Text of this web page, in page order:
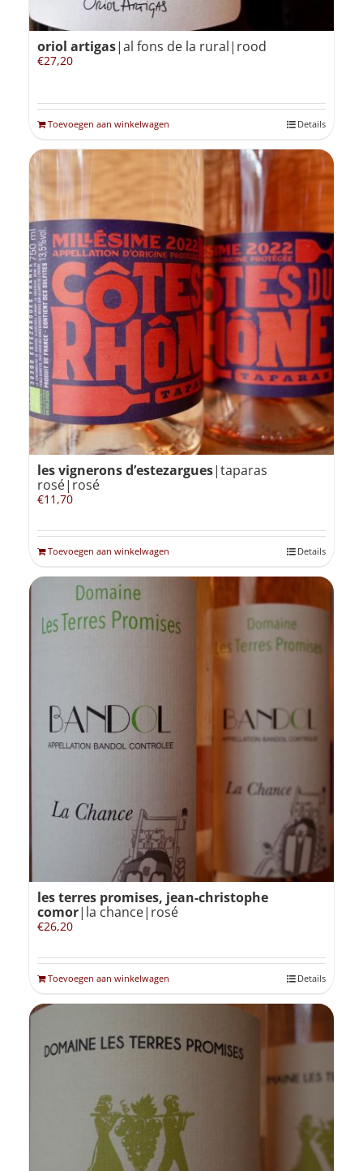
oriol artigas|al fons de la rural|rood
€27,20
Toevoegen aan winkelwagen Details
les vignerons d’estezargues|taparas
rosé|rosé
€11,70
Toevoegen aan winkelwagen Details
les terres promises, jean-christophe
comor|la chance|rosé
€26,20
Toevoegen aan winkelwagen Details